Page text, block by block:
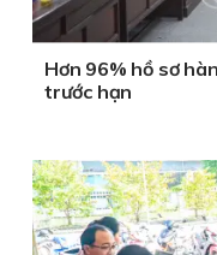
Hơn 96% hồ sơ
trước hạn